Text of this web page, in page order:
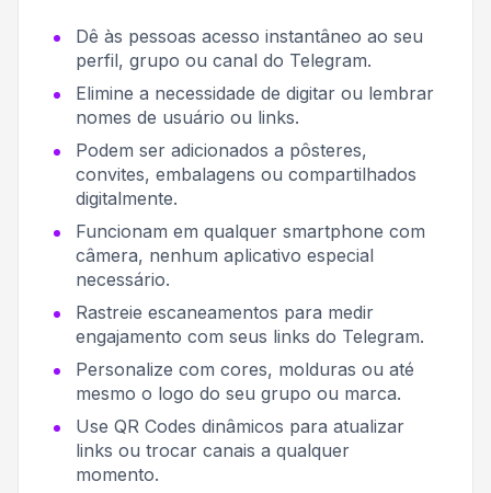
Dê às pessoas acesso instantâneo ao seu
perfil, grupo ou canal do Telegram.
Elimine a necessidade de digitar ou lembrar
nomes de usuário ou links.
Podem ser adicionados a pôsteres,
convites, embalagens ou compartilhados
digitalmente.
Funcionam em qualquer smartphone com
câmera, nenhum aplicativo especial
necessário.
Rastreie escaneamentos para medir
engajamento com seus links do Telegram.
Personalize com cores, molduras ou até
mesmo o logo do seu grupo ou marca.
Use QR Codes dinâmicos para atualizar
links ou trocar canais a qualquer
momento.